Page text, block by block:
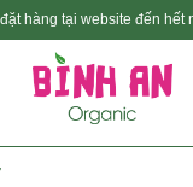
hàng tại website đến hết